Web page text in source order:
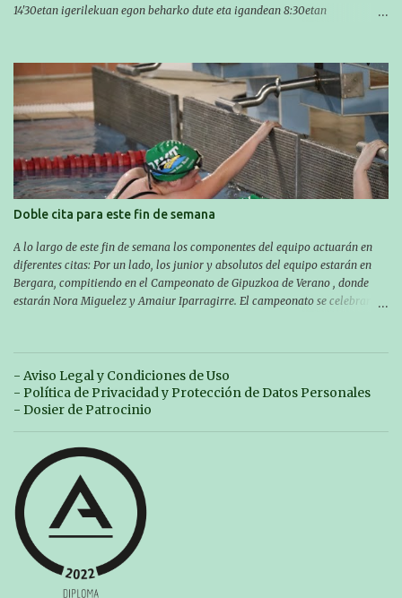
14'30etan igerilekuan egon beharko dute eta igandean 8:30etan
domingo los MASTERS tendrán el II TROFEO MASTER DE ZARAUTZ. La
competición se celebrará en Zarautz a las 16:00 la jornada del sabado y a
las 10:00 la del domingo. Los/las nadadores/as tendrán que estar en la
piscina a las 14:30 el sabado y a las 8:30 el domingo (polideportivo
Aritzbatalde). SERIES
Doble cita para este fin de semana
A lo largo de este fin de semana los componentes del equipo actuarán en
diferentes citas: Por un lado, los junior y absolutos del equipo estarán en
Bergara, compitiendo en el Campeonato de Gipuzkoa de Verano , donde
estarán Nora Miguelez y Amaiur Iparragirre. El campeonato se celebrará
sábado por la tarde a las 16:30. Por otro lado, otro grupo pequeño actuará
en el polideportivo Antzizar de Beasain en el XXIIIº memorial Leire
Contreras , en una mañana popular festiva organizada por el club Igartza.
Las pruebas empezarán a las 10:30, a las 11:30 habrá pruebas populares
participantes. Toda la información sobre convocatorias y competiciones la
encontraréis en nuestra web, en el siguiente enlace:
https://www.es.buruntzaldeaikt.eus/competici%C3%B3n/egutegia#h.9xisch
p06awl ¡Mucha suert...
- Aviso Legal y Condiciones de Uso
- Política de Privacidad y Protección de Datos Personales
- Dosier de Patrocinio